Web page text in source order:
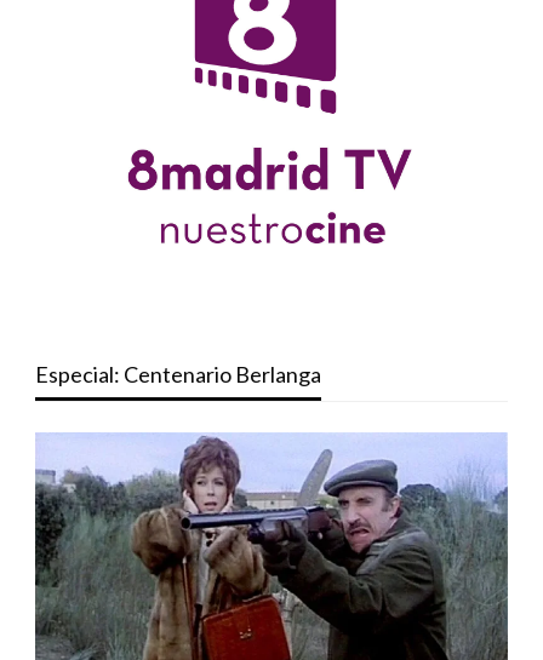
Especial: Centenario Berlanga